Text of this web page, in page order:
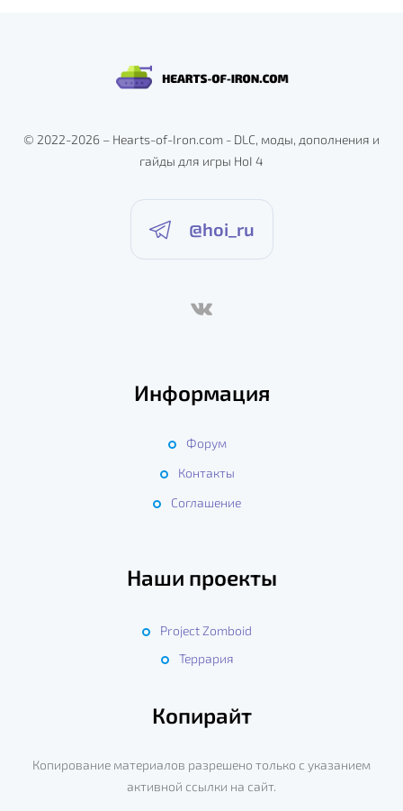
© 2022-2026 – Hearts-of-Iron.com - DLC, моды, дополнения и
гайды для игры HoI 4
@hoi_ru
Информация
Форум
Контакты
Соглашение
Наши проекты
Project Zomboid
Террария
Копирайт
Копирование материалов разрешено только с указанием
активной ссылки на сайт.